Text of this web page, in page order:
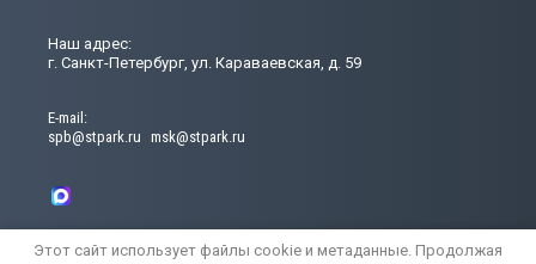
Наш адрес:
г. Санкт-Петербург, ул. Караваевская, д. 59
Е-mail:
spb@stpark.ru msk@stpark.ru
Этот сайт использует файлы cookie и метаданные. Продолжая